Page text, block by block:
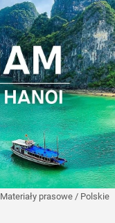
Materiały prasowe / Polskie